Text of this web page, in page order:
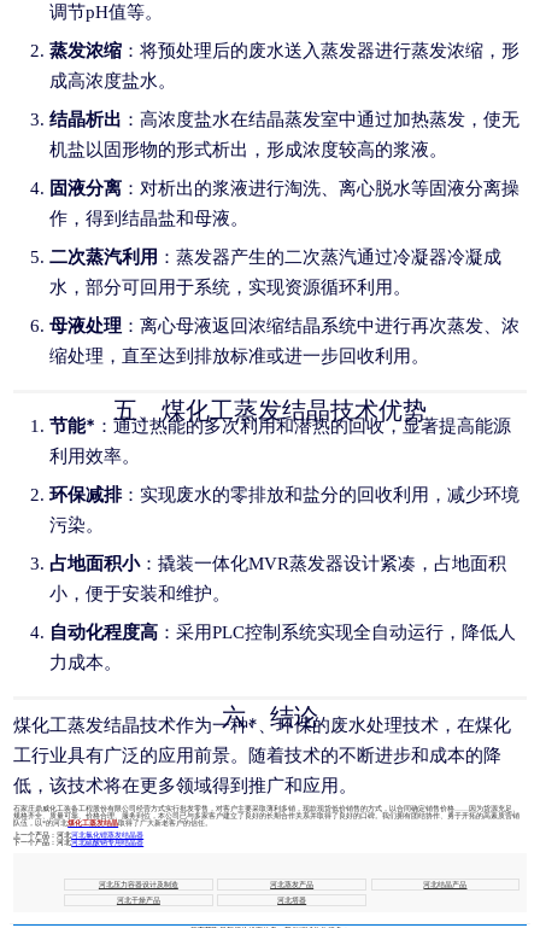
调节pH值等。
蒸发浓缩 ：将预处理后的废水送入蒸发器进行蒸发浓缩，形
成高浓度盐水。
结晶析出 ：高浓度盐水在结晶蒸发室中通过加热蒸发，使无
机盐以固形物的形式析出，形成浓度较高的浆液。
固液分离 ：对析出的浆液进行淘洗、离心脱水等固液分离操
作，得到结晶盐和母液。
二次蒸汽利用 ：蒸发器产生的二次蒸汽通过冷凝器冷凝成
水，部分可回用于系统，实现资源循环利用。
母液处理 ：离心母液返回浓缩结晶系统中进行再次蒸发、浓
缩处理，直至达到排放标准或进一步回收利用。
五、煤化工蒸发结晶技术优势
节能* ：通过热能的多次利用和潜热的回收，显著提高能源
利用效率。
环保减排：实现废水的零排放和盐分的回收利用，减少环境
污染。
占地面积小：撬装一体化MVR蒸发器设计紧凑，占地面积
小，便于安装和维护。
自动化程度高 ：采用PLC控制系统实现全自动运行，降低人
力成本。
六、结论
煤化工蒸发结晶技术作为一种*、环保的废水处理技术，在煤化
工行业具有广泛的应用前景。随着技术的不断进步和成本的降
低，该技术将在更多领域得到推广和应用。
石家庄鼎威化工装备工程股份有限公司经营方式实行批发零售，对客户主要采取薄利多销，现款现货低价销售的方式，以合同确定销售价格……因为货源充足、
规格齐全、质量可靠、价格合理、服务到位，本公司已与多家客户建立了良好的长期合作关系并取得了良好的口碑。我们拥有团结协作、勇于开拓的高素质营销
队伍，以*的河北煤化工蒸发结晶取得了广大新老客户的信任。
上一个产品：河北河北氯化锂蒸发结晶器
下一个产品：河北河北硫酸钠专用结晶器
河北压力容器设计及制造 河北蒸发产品 河北结晶产品
河北干燥产品 河北塔器